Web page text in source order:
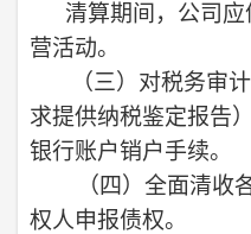
清算期间，公司应
营活动。
（三） 对税务审
求提供纳税鉴定报告
银行账户销户手续。
（四） 全面清收
权人申报债权。